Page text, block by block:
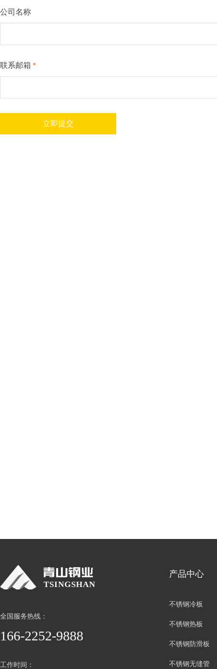
公司名称
联系邮箱 *
立即提交
产品中心
TSINGSHAN
不锈钢冷板
不锈钢热板
不锈钢防滑板
不锈钢无缝管
166-2252-9888
全国服务热线：
工作时间：